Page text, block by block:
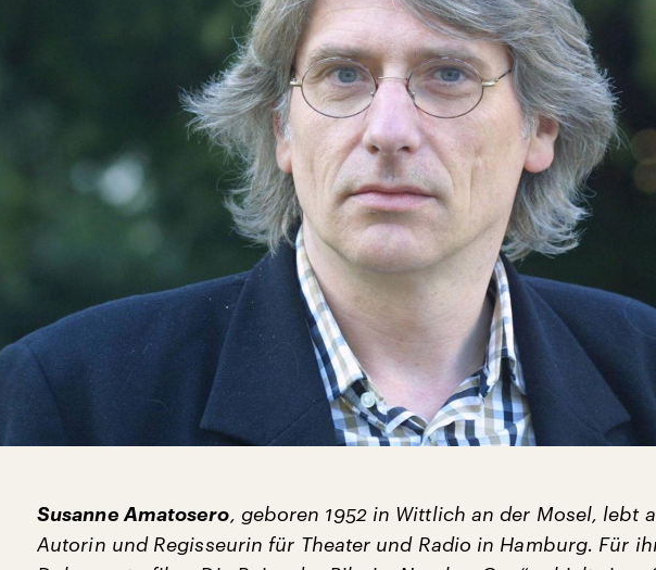
Susanne Amatosero, geboren 1952 in Wittlich an der Mosel, lebt
Autorin und Regisseurin für Theater und Radio in Hamburg. Für